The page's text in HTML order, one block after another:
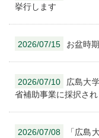
挙行します
2026/07/15 お盆時
2026/07/10
広島大
省補助事業に採択され
2026/07/08
「広島